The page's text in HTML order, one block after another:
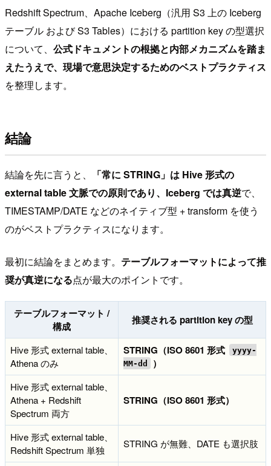
Redshift Spectrum、Apache Iceberg（汎用 S3 上の Iceberg
テーブル および S3 Tables）における partition key の型選択
について、 公式ドキュメントの根拠と内部メカニズムを踏ま
えたうえで、現場で意思決定するためのベストプラクティス
を整理します。
結論
結論を先に言うと、
「常に STRING」は Hive 形式の
external table 文脈での原則であり、Iceberg では真逆で、
TIMESTAMP/DATE などのネイティブ型 + transform を使う
のがベストプラクティスになります。
最初に結論をまとめます。 テーブルフォーマットによって推
奨が真逆になる点が最大のポイントです。
テーブルフォーマット /
構成
推奨される partition key の型
Hive 形式 external table、
Athena のみ
STRING（ISO 8601 形式
yyyy-
MM-dd
）
Hive 形式 external table、
Athena + Redshift
Spectrum 両方
STRING（ISO 8601 形式）
Hive 形式 external table、
Redshift Spectrum 単独
STRING が無難、DATE も選択肢